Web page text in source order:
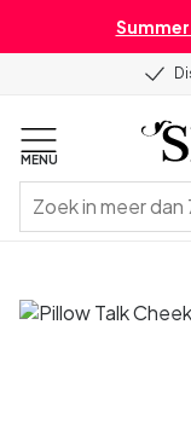
MENU